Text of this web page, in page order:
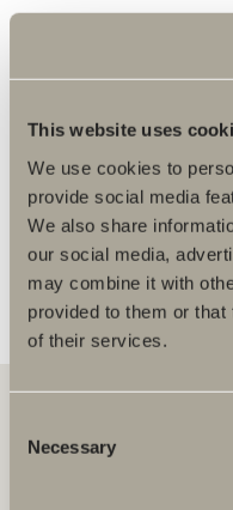
This website uses
We use cookies to
provide social media
We also share
our social media,
may combine it with
provided to them or
of their services.
Selection
Necessary
Hva er fargekoden
Hvor finner jeg
spikerslag til
Hvordan bytter jeg
mitt?
Hos oss finner du alt for